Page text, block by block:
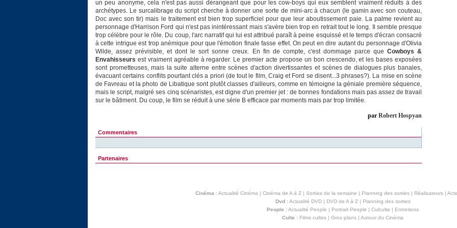
un peu anonyme, cela n'est pas aussi dérangeant que pour les cow-boys qui eux semblent vraiment réduits à des
archétypes. Le surcalibrage du script cherche à donner une sorte de mini-arc à chacun (le gamin avec son couteau,
Doc avec son tir) mais le traitement est bien trop superficiel pour que leur aboutissement paie. La palme revient au
personnage d'Harrison Ford qui n'est pas inintéressant mais s'avère bien trop en retrait tout le long. Il semble presque
trop célèbre pour le rôle. Du coup, l'arc narratif qui lui est attribué paraît à peine esquissé et le temps d'écran consacré
à cette intrigue est trop anémique pour que l'émotion finale fasse effet. On peut en dire autant du personnage d'Olivia
Wilde, assez prévisible, et dont le sort sonne creux. En fin de compte, c'est dommage parce que Cowboys &
Envahisseurs est vraiment agréable à regarder. Le premier acte propose un bon crescendo, et les bases exposées
sont prometteuses, mais la suite alterne entre scènes d'action divertissantes et scènes de dialogues plus banales,
évacuant certains conflits pourtant clés a priori (de tout le film, Craig et Ford se disent...3 phrases?). La mise en scène
de Favreau et la photo de Libatique sont plutôt classes d'ailleurs, comme en témoigne la géniale première séquence,
mais le script, malgré ses cinq scénaristes, est digne d'un premier jet : de bonnes fondations mais pas assez de travail
sur le bâtiment. Du coup, le film se réduit à une série B efficace par moments mais par trop limitée.
par Robert Hospyan
Commentaires
Partenaires
Cinéma : Actualité Cinéma | Cinéma de A à Z| Sorties de la semaine | Planning des sorties| Réalisateurs|
Dvd: Actualité DVD| DVD de A à Z| Planning des sorties
People : Actualité People | Portrait People | Culculte | Entretiens
Culte : Films cultes | Gros plans | Autour du Cinéma